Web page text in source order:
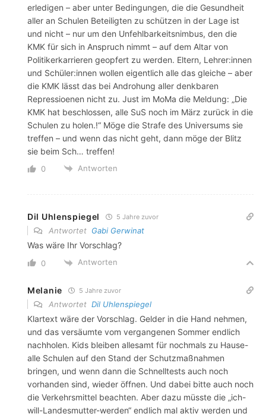
erledigen – aber unter Bedingungen, die die Gesundheit
aller an Schulen Beteiligten zu schützen in der Lage ist
und nicht – nur um den Unfehlbarkeitsnimbus, den die
KMK für sich in Anspruch nimmt – auf dem Altar von
Politikerkarrieren geopfert zu werden. Eltern, Lehrer:innen
und Schüler:innen wollen eigentlich alle das gleiche – aber
die KMK lässt das bei Androhung aller denkbaren
Repressioenen nicht zu. Just im MoMa die Meldung: „Die
KMK hat beschlossen, alle SuS noch im März zurück in die
Schulen zu holen.!“ Möge die Strafe des Universums sie
treffen – und wenn das nicht geht, dann möge der Blitz
sie beim Sch… treffen!
0 Antworten
Dil Uhlenspiegel 5 Jahre zuvor
Antwortet Gabi Gerwinat
Was wäre Ihr Vorschlag?
0 Antworten
Melanie 5 Jahre zuvor
Antwortet Dil Uhlenspiegel
Klartext wäre der Vorschlag. Gelder in die Hand nehmen,
und das versäumte vom vergangenen Sommer endlich
nachholen. Kids bleiben allesamt für nochmals zu Hause-
alle Schulen auf den Stand der Schutzmaßnahmen
bringen, und wenn dann die Schnelltests auch noch
vorhanden sind, wieder öffnen. Und dabei bitte auch noch
die Verkehrsmittel beachten. Aber dazu müsste die „ich-
will-Landesmutter-werden“ endlich mal aktiv werden und